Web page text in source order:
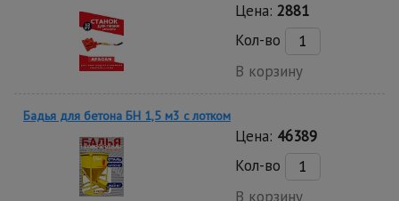
Цена: 2881
Кол-во
В корзину
Бадья для бетона БН 1,5 м3 с лотком
Цена: 46389
Кол-во
В корзину